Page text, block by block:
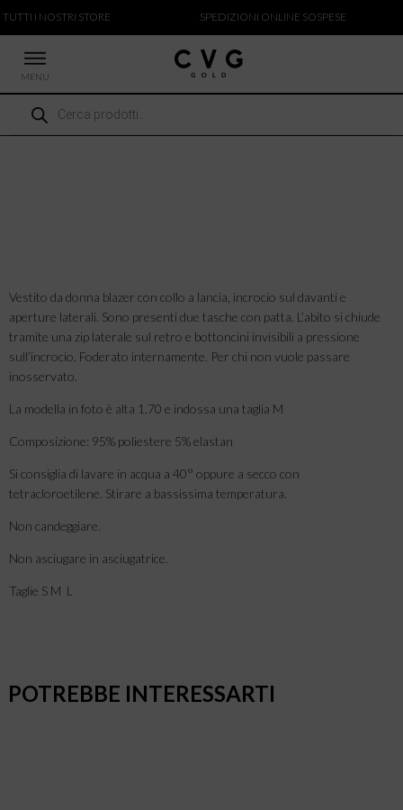
I NOSTRI STORE SPEDIZIONI ONLINE SOSPESE
MENU
Ricerca
prodotti
ARRIVI
Vestito da donna blazer con collo a lancia, incrocio sul davanti e
aperture laterali. Sono presenti due tasche con patta. L’abito si chiude
tramite una zip laterale sul retro e bottoncini invisibili a pressione
sull’incrocio. Foderato internamente. Per chi non vuole passare
inosservato.
La modella in foto è alta 1,70 e indossa una taglia M
Composizione: 95% poliestere 5% elastan
Si consiglia di lavare in acqua a 40° oppure a secco con
tetracloroetilene. Stirare a bassissima temperatura.
Non candeggiare.
Non asciugare in asciugatrice.
Taglie S M L
POTREBBE INTERESSARTI